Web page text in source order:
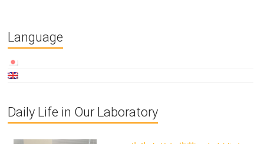
Language
Daily Life in Our Laboratory